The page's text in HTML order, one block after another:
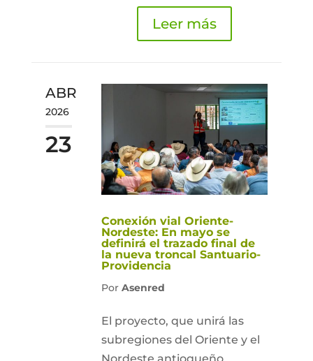
Leer más
ABR
2026
23
Conexión vial Oriente-
Nordeste: En mayo se
definirá el trazado final de
la nueva troncal Santuario-
Providencia
Por Asenred
El proyecto, que unirá las
subregiones del Oriente y el